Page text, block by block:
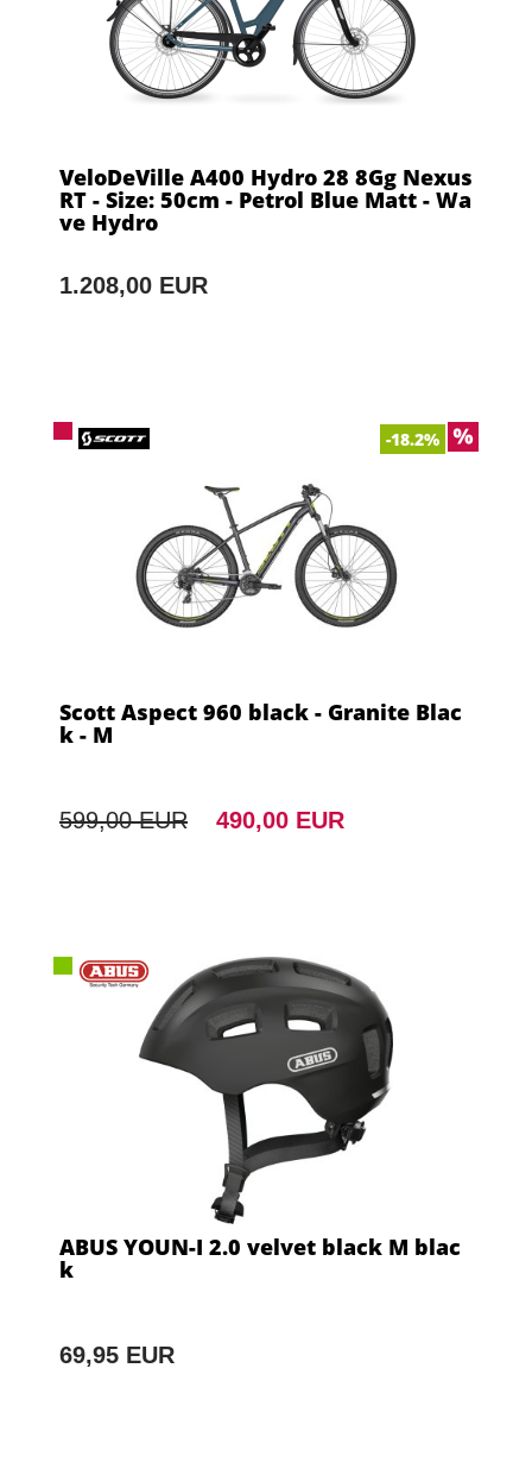
VeloDeVille A400 Hydro 28 8Gg Nexus
RT - Size: 50cm - Petrol Blue Matt - Wa
ve Hydro
1.208,00 EUR
-18.2%
Scott Aspect 960 black - Granite Blac
k - M
599,00 EUR 490,00 EUR
ABUS YOUN-I 2.0 velvet black M blac
k
69,95 EUR